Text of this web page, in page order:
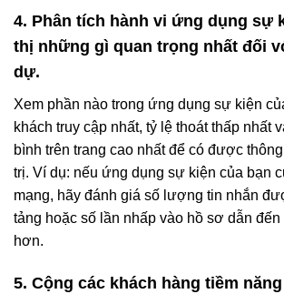
4. Phân tích hành vi ứng dụng sự
thị những gì quan trọng nhất đối
dự.
Xem phần nào trong ứng dụng sự kiện
khách truy cập nhất, tỷ lệ thoát thấp nhất
bình trên trang cao nhất để có được
trị. Ví dụ: nếu ứng dụng sự kiện của bạn
mạng, hãy đánh giá số lượng tin nhắn
tảng hoặc số lần nhấp vào hồ sơ dẫn
hơn.
5. Cộng các khách hàng tiềm